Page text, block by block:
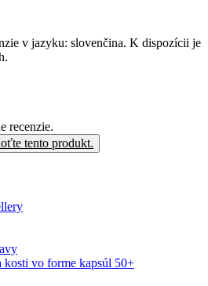
v jazyku: slovenčina. K dispozícii je
recenzie.
tento produkt.
vo forme kapsúl 50+